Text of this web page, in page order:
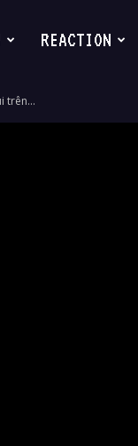
REACTION
trên...